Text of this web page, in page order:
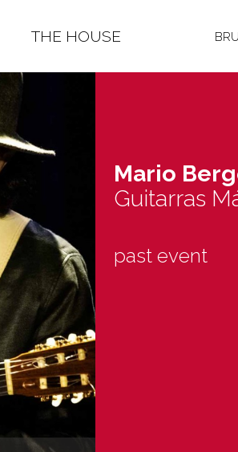
THE HOUSE
Mario
Guitarras
past event